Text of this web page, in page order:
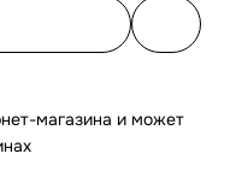
магазина и может